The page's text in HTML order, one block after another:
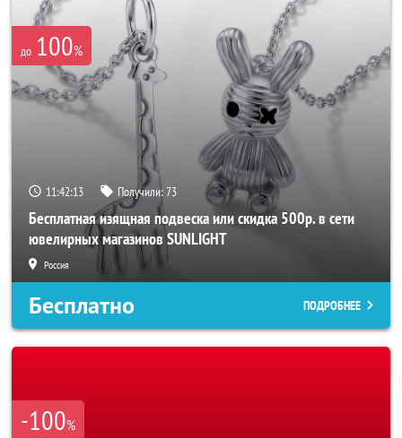
до 100%
11:42:11 Получили:73
Бесплатная изящная подвеска или скидка 500р. в сети
ювелирных магазинов SUNLIGHT
Россия
Бесплатно ПОДРОБНЕЕ
-100%